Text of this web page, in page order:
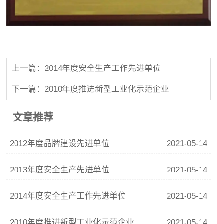
上一篇：2014年度安全生产工作先进单位
下一篇：2010年度推进新型工业化示范企业
文章推荐
2012年度品牌建设先进单位 2021-05-14
2013年度安全生产先进单位 2021-05-14
2014年度安全生产工作先进单位 2021-05-14